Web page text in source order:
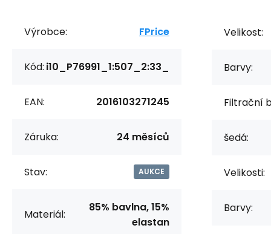
Výrobce: FPrice
Kód: i10_P76991_1:507_2:33_
EAN: 2016103271245
Záruka: 24 měsíců
Stav: AUKCE
Materiál:
85% bavlna, 15%
elastan
Velikost:
Barvy:
Filtrační
šedá:
Velikosti:
Barvy: